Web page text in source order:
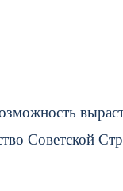
Советской